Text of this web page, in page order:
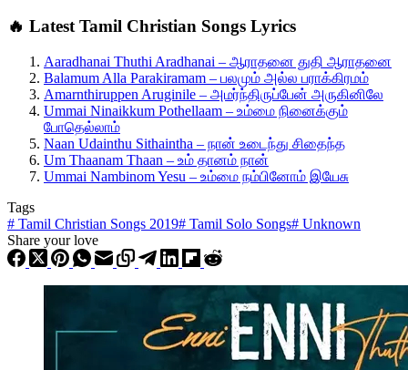
🔥 Latest Tamil Christian Songs Lyrics
Aaradhanai Thuthi Aradhanai – ஆராதனை துதி ஆராதனை
Balamum Alla Parakiramam – பலமும் அல்ல பராக்கிரமம்
Amarnthiruppen Aruginile – அமர்ந்திருப்பேன் அருகினிலே
Ummai Ninaikkum Pothellaam – உம்மை நினைக்கும்
போதெல்லாம்
Naan Udainthu Sithaintha – நான் உடைந்து சிதைந்த
Um Thaanam Thaan – உம் தானம் நான்
Ummai Nambinom Yesu – உம்மை நம்பினோம் இயேசு
Tags
# Tamil Christian Songs 2019# Tamil Solo Songs# Unknown
Share your love